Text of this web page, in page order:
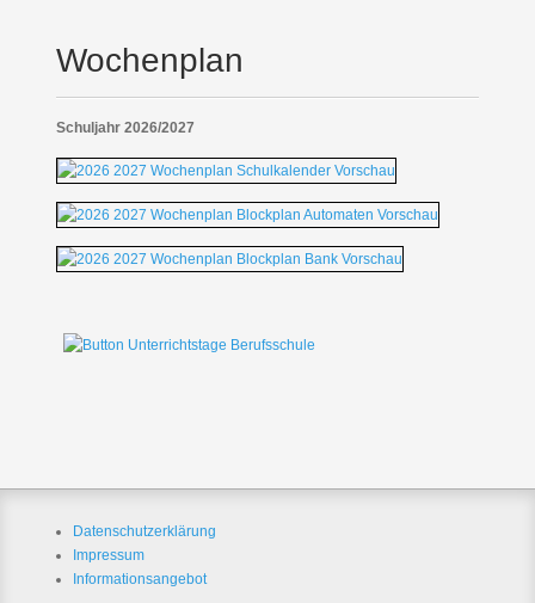
Wochenplan
Schuljahr 2026/2027
Datenschutzerklärung
Impressum
Informationsangebot